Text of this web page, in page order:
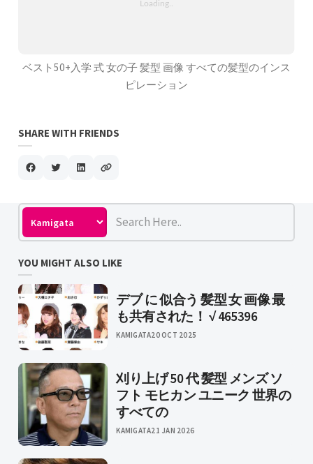
ベスト50+入学 式 女の子 髪型 画像 すべての髪型のインス
ピレーション
SHARE WITH FRIENDS
YOU MIGHT ALSO LIKE
デブ に 似合う 髪型 女 画像 最
も共有された！ √ 465396
KAMIGATA20 OCT 2025
刈り上げ 50 代 髪型 メンズ ソ
フト モヒカン ユニーク 世界の
すべての
KAMIGATA21 JAN 2026